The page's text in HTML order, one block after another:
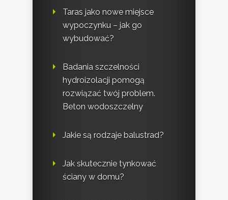
Taras jako nowe miejsce
wypoczynku – jak go
wybudować?
Badania szczelności
hydroizolacji pomogą
rozwiązać twój problem.
Beton wodoszczelny
Jakie są rodzaje balustrad?
Jak skutecznie tynkować
ściany w domu?